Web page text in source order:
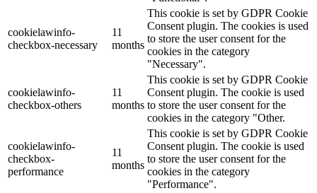
cookielawinfo-
checkbox-necessary
11
months
This cookie is set by GDPR Cookie
Consent plugin. The cookies is used
to store the user consent for the
cookies in the category
"Necessary".
cookielawinfo-
checkbox-others
11
months
This cookie is set by GDPR Cookie
Consent plugin. The cookie is used
to store the user consent for the
cookies in the category "Other.
cookielawinfo-
checkbox-
performance
11
months
This cookie is set by GDPR Cookie
Consent plugin. The cookie is used
to store the user consent for the
cookies in the category
"Performance".